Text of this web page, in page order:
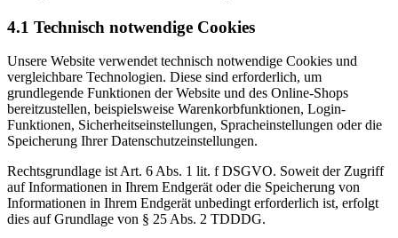
4.1 Technisch notwendige Cookies
Unsere Website verwendet technisch notwendige Cookies und
vergleichbare Technologien. Diese sind erforderlich, um
grundlegende Funktionen der Website und des Online-Shops
bereitzustellen, beispielsweise Warenkorbfunktionen, Login-
Funktionen, Sicherheitseinstellungen, Spracheinstellungen oder die
Speicherung Ihrer Datenschutzeinstellungen.
Rechtsgrundlage ist Art. 6 Abs. 1 lit. f DSGVO. Soweit der Zugriff
auf Informationen in Ihrem Endgerät oder die Speicherung von
Informationen in Ihrem Endgerät unbedingt erforderlich ist, erfolgt
dies auf Grundlage von § 25 Abs. 2 TDDDG.